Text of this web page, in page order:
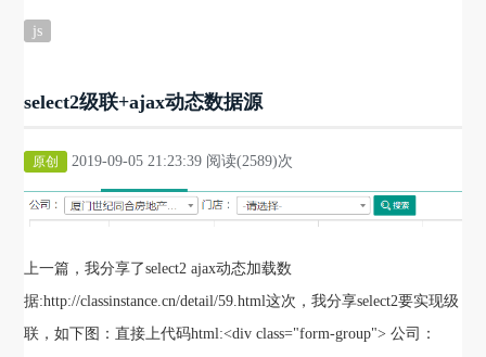
js
select2级联+ajax动态数据源
原创 2019-09-05 21:23:39 阅读(2589)次
上一篇，我分享了select2 ajax动态加载数
据:http://classinstance.cn/detail/59.html这次，我分享select2要实现级
联，如下图：直接上代码html:<div class="form-group"> 公司：